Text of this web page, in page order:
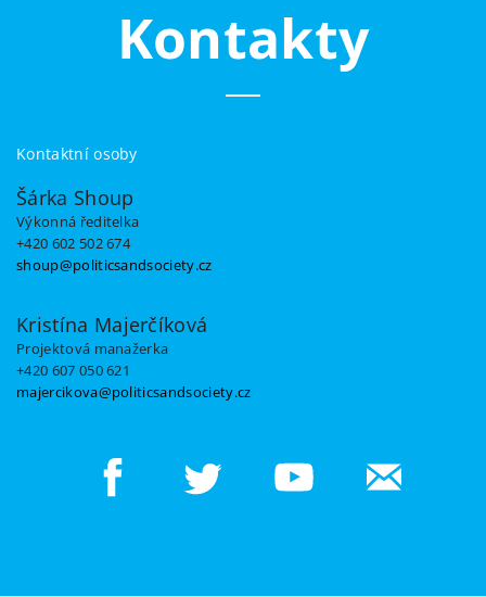
Kontakty
Kontaktní osoby
Šárka Shoup
Výkonná ředitelka
+420 602 502 674
shoup@politicsandsociety.cz
Kristína Majerčíková
Projektová manažerka
+420 607 050 621
majercikova@politicsandsociety.cz